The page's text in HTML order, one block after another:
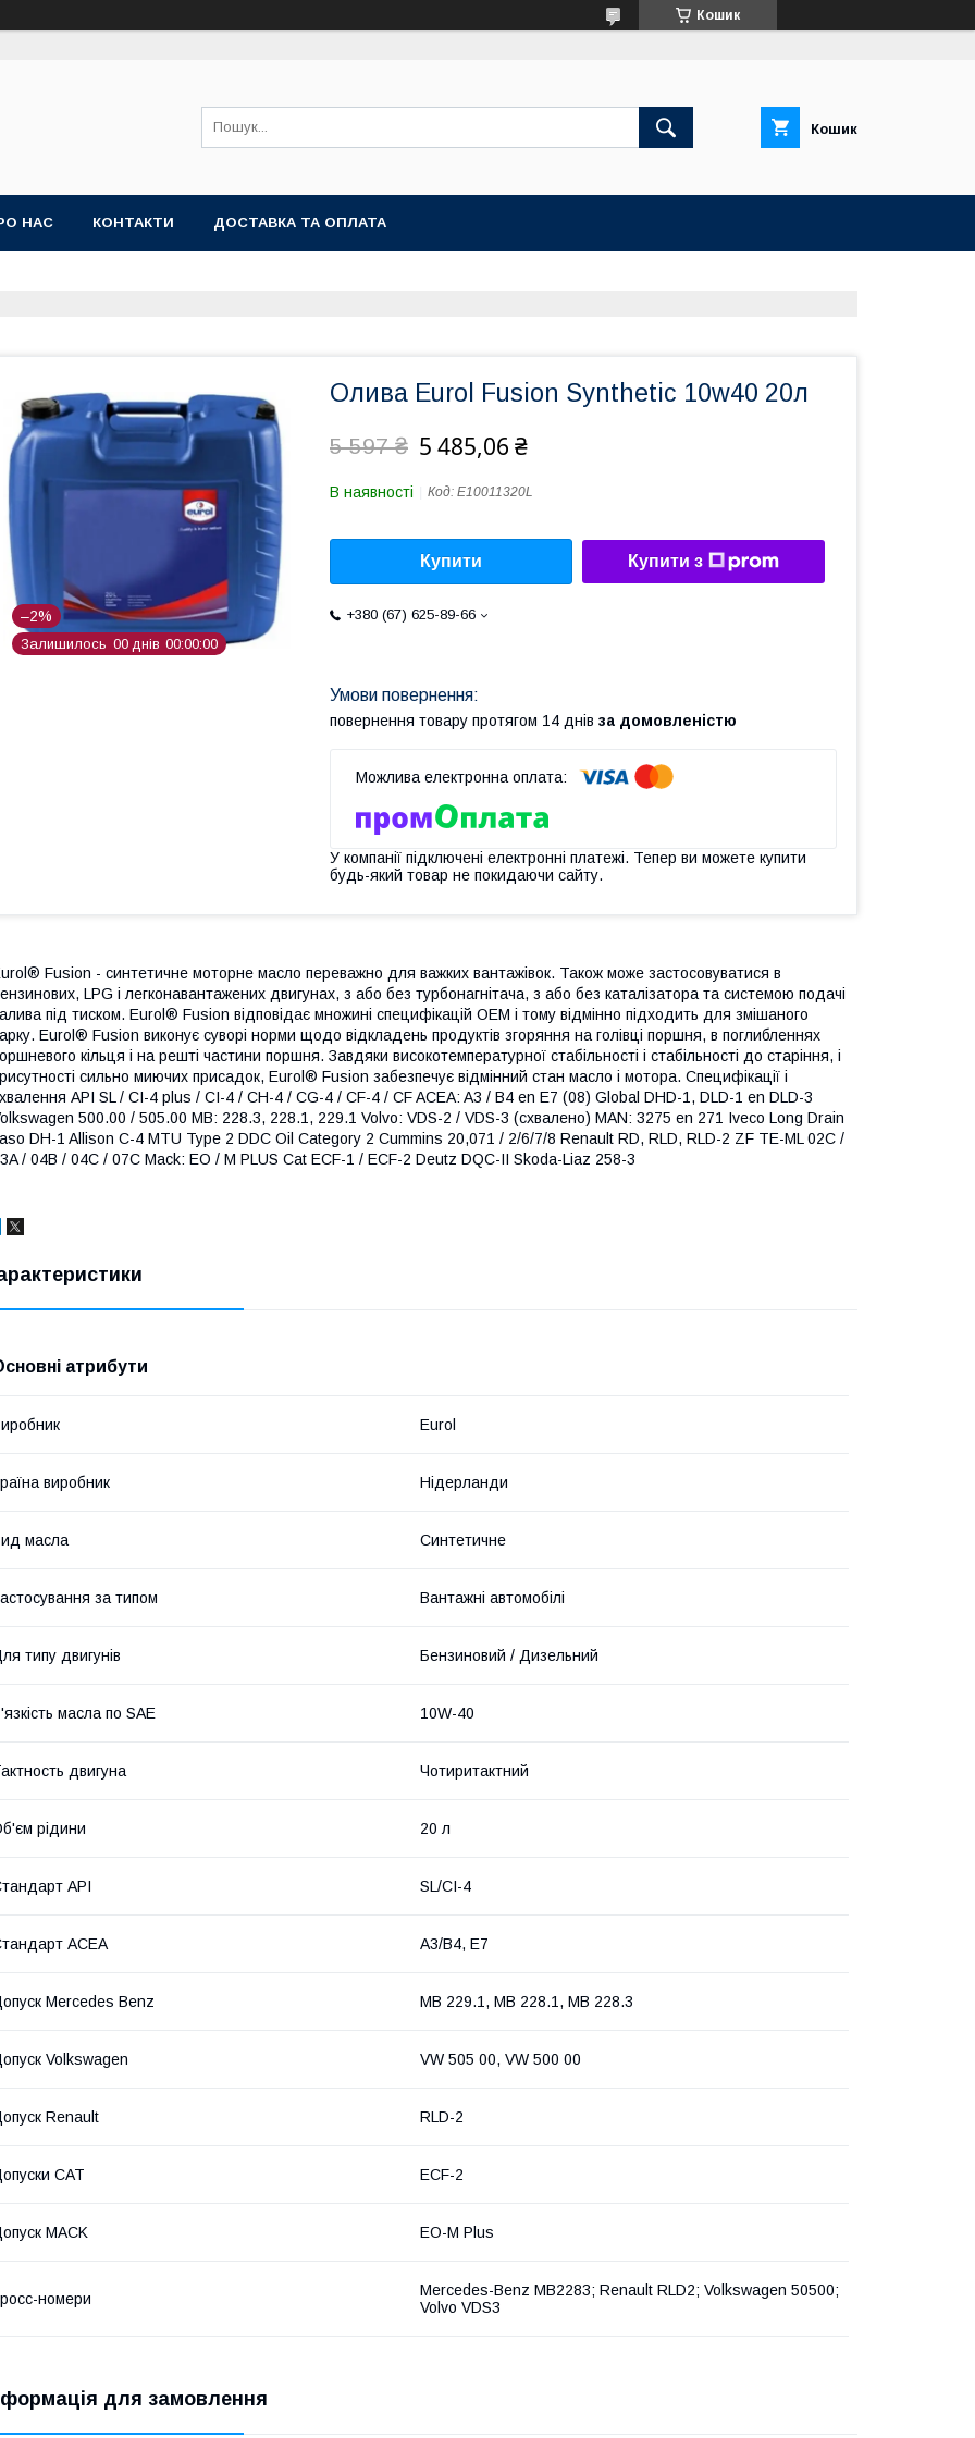
Кошик
Кошик
НАС КОНТАКТИ ДОСТАВКА ТА ОПЛАТА
–2%
Залишилось 00 днів 00 00 00
Олива Eurol Fusion Synthetic 10w40 20л
5 597 ₴ 5 485,06 ₴
В наявності Код: E10011320L
Купити Купити з
+380 (67) 625-89-66
повернення товару протягом 14 днів за домовленістю
У компанії підключені електронні платежі. Тепер ви можете купити
будь-який товар не покидаючи сайту.
Fusion - синтетичне моторне масло переважно для важких вантажівок. Також може застосовуватися в
LPG і легконавантажених двигунах, з або без турбонагнітача, з або без каталізатора та системою подачі
під тиском. Eurol® Fusion відповідає множині специфікацій OEM і тому відмінно підходить для змішаного
Eurol® Fusion виконує суворі норми щодо відкладень продуктів згоряння на голівці поршня, в поглибленнях
кільця і на решті частини поршня. Завдяки високотемпературної стабільності і стабільності до старіння, і
сильно миючих присадок, Eurol® Fusion забезпечує відмінний стан масло і мотора. Специфікації і
API SL / CI-4 plus / CI-4 / CH-4 / CG-4 / CF-4 / CF ACEA: A3 / B4 en E7 (08) Global DHD-1, DLD-1 en DLD-3
500.00 / 505.00 MB: 228.3, 228.1, 229.1 Volvo: VDS-2 / VDS-3 (схвалено) MAN: 3275 en 271 Iveco Long Drain
DH-1 Allison C-4 MTU Type 2 DDC Oil Category 2 Cummins 20,071 / 2/6/7/8 Renault RD, RLD, RLD-2 ZF TE-ML 02C /
/ 04B / 04C / 07C Mack: EO / M PLUS Cat ECF-1 / ECF-2 Deutz DQC-II Skoda-Liaz 258-3
атрибути
Eurol
виробник Нідерланди
масла Синтетичне
за типом Вантажні автомобілі
типу двигунів Бензиновий / Дизельний
масла по SAE 10W-40
двигуна Чотиритактний
рідини 20 л
API SL/CI-4
ACEA A3/B4, E7
Mercedes Benz MB 229.1, MB 228.1, MB 228.3
Volkswagen VW 505 00, VW 500 00
Renault RLD-2
CAT ECF-2
MACK EO-M Plus
номери
Mercedes-Benz MB2283; Renault RLD2; Volkswagen 50500;
Volvo VDS3
для замовлення